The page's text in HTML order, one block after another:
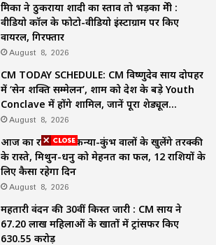
प्रेमिका ने ठुकराया शादी का प्रस्ताव तो भड़का प्रेमी :
वीडियो कॉल के फोटो-वीडियो इंस्टाग्राम पर किए
वायरल, गिरफ्तार
August 8, 2026
CM TODAY SCHEDULE: CM विष्णुदेव साय दोपहर
में ‘सेन शक्ति सम्मेलन’, शाम को देश के बड़े Youth
Conclave में होंगे शामिल, जानें पूरा शेड्यूल…
August 8, 2026
आज का राशिफल: कन्या-कुंभ वालों के खुलेंगे तरक्की
के रास्ते, मिथुन-धनु को मेहनत का फल, 12 राशियों के
लिए कैसा रहेगा दिन
August 8, 2026
महतारी वंदन की 30वीं किस्त जारी : CM साय ने
67.20 लाख महिलाओं के खातों में ट्रांसफर किए
₹630.55 करोड़